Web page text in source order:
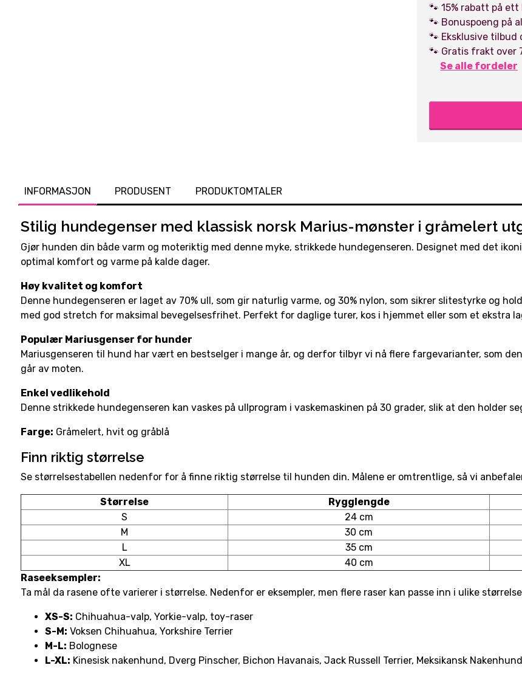
🐾 15% rabatt på ett
🐾 Bonuspoeng på
🐾 Eksklusive tilbud
🐾 Gratis frakt over
Se alle fordeler
INFORMASJON PRODUSENT PRODUKTOMTALER
Stilig hundegenser med klassisk norsk Marius-mønster i gråmelert
Gjør hunden din både varm og moteriktig med denne myke, strikkede hundegenseren. Designet med det
optimal komfort og varme på kalde dager.
Høy kvalitet og komfort
Denne hundegenseren er laget av 70% ull, som gir naturlig varme, og 30% nylon, som sikrer slitestyrke og
med god stretch for maksimal bevegelsesfrihet. Perfekt for daglige turer, kos i hjemmet eller som et ekstra
Populær Mariusgenser for hunder
Mariusgenseren til hund har vært en bestselger i mange år, og derfor tilbyr vi nå flere fargevarianter, som
går av moten.
Enkel vedlikehold
Denne strikkede hundegenseren kan vaskes på ullprogram i vaskemaskinen på 30 grader, slik at den holder
Farge: Gråmelert, hvit og gråblå
Finn riktig størrelse
Se størrelsestabellen nedenfor for å finne riktig størrelse til hunden din. Målene er omtrentlige, så vi
Størrelse Rygglengde
S
24 cm
M
30 cm
L
35 cm
XL
40 cm
Raseeksempler:
Ta mål da rasene ofte varierer i størrelse. Nedenfor er eksempler, men flere raser kan passe inn i ulike
XS-S: Chihuahua-valp, Yorkie-valp, toy-raser
S-M: Voksen Chihuahua, Yorkshire Terrier
M-L: Bolognese
L-XL: Kinesisk nakenhund, Dverg Pinscher, Bichon Havanais, Jack Russell Terrier, Meksikansk